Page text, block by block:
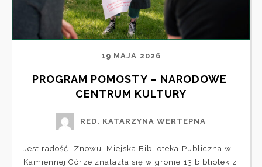
19 MAJA 2026
PROGRAM POMOSTY – NARODOWE
CENTRUM KULTURY
RED. KATARZYNA WERTEPNA
Jest radość. Znowu. Miejska Biblioteka Publiczna w
Kamiennej Górze znalazła się w gronie 13 bibliotek z